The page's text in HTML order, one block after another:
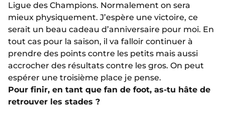
Ligue des Champions. Normalement on sera
mieux physiquement. J’espère une victoire, ce
serait un beau cadeau d’anniversaire pour moi. En
tout cas pour la saison, il va falloir continuer à
prendre des points contre les petits mais aussi
accrocher des résultats contre les gros. On peut
espérer une troisième place je pense.
Pour finir, en tant que fan de foot, as-tu hâte de
retrouver les stades ?